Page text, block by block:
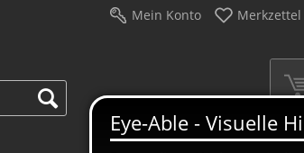
Mein Konto Merkzettel